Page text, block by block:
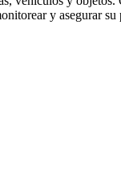
y asegurar su